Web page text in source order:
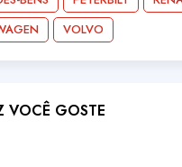
VOLVO
VOCÊ GOSTE